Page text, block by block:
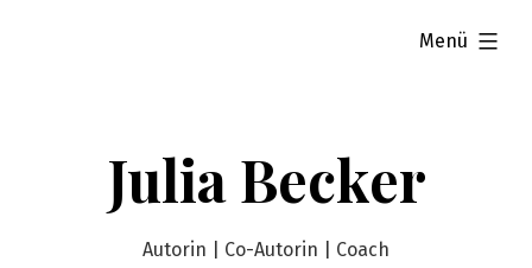
Julia Becker
Autorin | Co-Autorin | Coach
Menü
aufgeklappt